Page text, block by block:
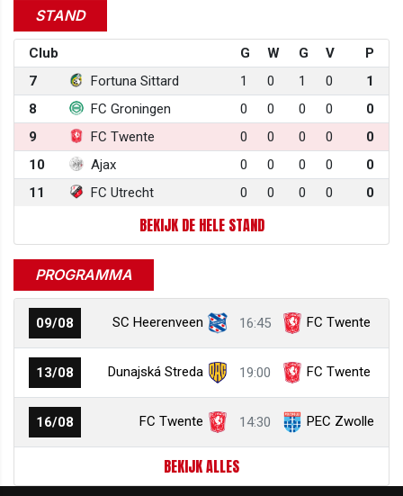
STAND
Club G W G V
P
7
Fortuna Sittard 1 0 1 0
1
8
FC Groningen 0 0 0 0
0
9
FC Twente 0 0 0 0
0
10
Ajax 0 0 0 0
0
11
FC Utrecht 0 0 0 0 0
BEKIJK DE HELE STAND
PROGRAMMA
09/08 SC Heerenveen 16:45 FC Twente
13/08 Dunajská Streda 19:00 FC Twente
16/08 FC Twente 14:30 PEC Zwolle
BEKIJK ALLES